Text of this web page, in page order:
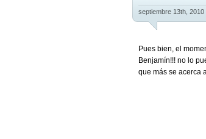
septiembre 13th, 2010
Pues bien, el
Benjamín!!! no lo
que más se acerca